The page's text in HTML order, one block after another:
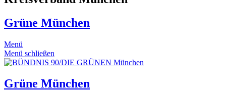
Grüne München
Menü
Menü schließen
Grüne München